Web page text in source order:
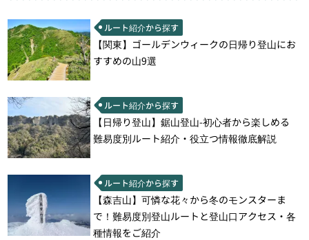
ルート紹介から探す
【関東】ゴールデンウィークの日帰り登山にお
すすめの山9選
ルート紹介から探す
【日帰り登山】鋸山登山-初心者から楽しめる
難易度別ルート紹介・役立つ情報徹底解説
ルート紹介から探す
【森吉山】可憐な花々から冬のモンスターま
で！難易度別登山ルートと登山口アクセス・各
種情報をご紹介